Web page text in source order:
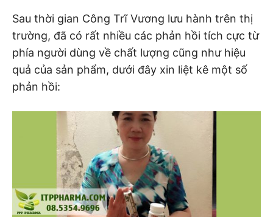
Sau thời gian Công Trĩ Vương lưu hành trên thị
trường, đã có rất nhiều các phản hồi tích cực từ
phía người dùng về chất lượng cũng như hiệu
quả của sản phẩm, dưới đây xin liệt kê một số
phản hồi: